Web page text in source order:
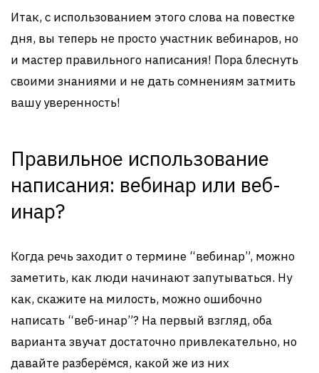
Итак, с использованием этого слова на повестке
дня, вы теперь не просто участник вебинаров, но
и мастер правильного написания! Пора блеснуть
своими знаниями и не дать сомнениям затмить
вашу уверенность!
Правильное использование
написания: вебинар или веб-
инар?
Когда речь заходит о термине “вебинар”, можно
заметить, как люди начинают запутываться. Ну
как, скажите на милость, можно ошибочно
написать “веб-инар”? На первый взгляд, оба
варианта звучат достаточно привлекательно, но
давайте разберёмся, какой же из них